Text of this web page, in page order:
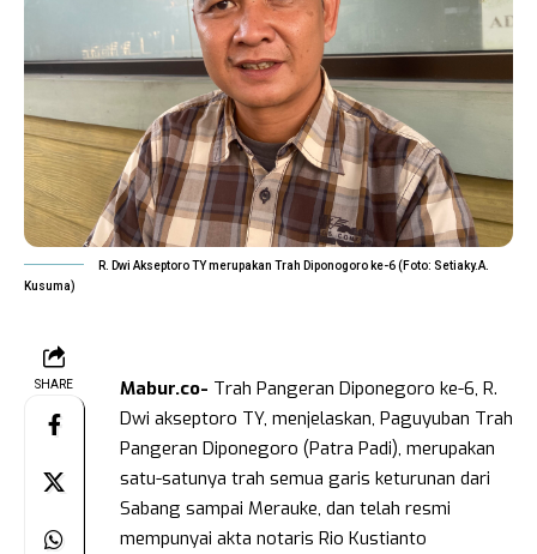
R. Dwi Akseptoro TY merupakan Trah Diponogoro ke-6 (Foto: Setiaky.A.
Kusuma)
SHARE Mabur.co- Trah Pangeran Diponegoro ke-6, R.
Dwi akseptoro TY, menjelaskan, Paguyuban Trah
Pangeran Diponegoro (Patra Padi), merupakan
satu-satunya trah semua garis keturunan dari
Sabang sampai Merauke, dan telah resmi
mempunyai akta notaris Rio Kustianto